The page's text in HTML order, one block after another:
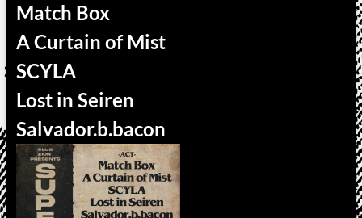
Match Box
A Curtain of Mist
SCYLA
Lost in Seiren
Salvador.b.bacon